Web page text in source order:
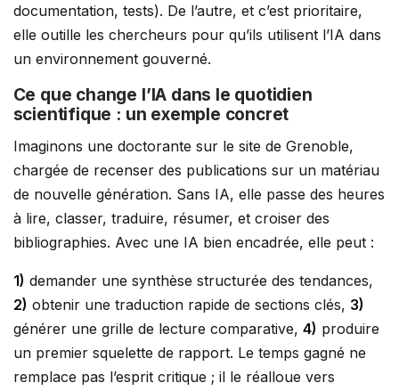
documentation, tests). De l’autre, et c’est prioritaire,
elle outille les chercheurs pour qu’ils utilisent l’IA dans
un environnement gouverné.
Ce que change l’IA dans le quotidien
scientifique : un exemple concret
Imaginons une doctorante sur le site de Grenoble,
chargée de recenser des publications sur un matériau
de nouvelle génération. Sans IA, elle passe des heures
à lire, classer, traduire, résumer, et croiser des
bibliographies. Avec une IA bien encadrée, elle peut :
1) demander une synthèse structurée des tendances,
2) obtenir une traduction rapide de sections clés, 3)
générer une grille de lecture comparative, 4) produire
un premier squelette de rapport. Le temps gagné ne
remplace pas l’esprit critique ; il le réalloue vers